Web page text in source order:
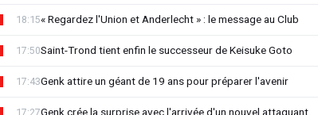
« Regardez l'Union et Anderlecht » : le message au Club
18:15
Saint-Trond tient enfin le successeur de Keisuke Goto
17:50
Genk attire un géant de 19 ans pour préparer l'avenir
17:43
Genk crée la surprise avec l'arrivée d'un nouvel attaquant
17:27